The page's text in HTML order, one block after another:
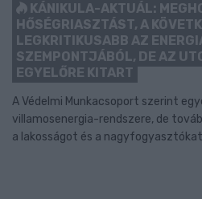
KÁNIKULA-AKTUÁL:
HŐSÉGRIASZTÁST, A
LEGKRITIKUSABB AZ
SZEMPONTJÁBÓL, DE AZ
EGYELŐRE KITART
A Védelmi Munkacsoport szerint
villamosenergia-rendszere, de
a lakosságot és a